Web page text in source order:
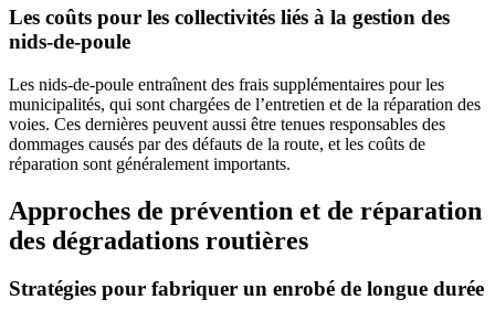
Les coûts pour les collectivités liés à la gestion des
nids-de-poule
Les nids-de-poule entraînent des frais supplémentaires pour les
municipalités, qui sont chargées de l’entretien et de la réparation des
voies. Ces dernières peuvent aussi être tenues responsables des
dommages causés par des défauts de la route, et les coûts de
réparation sont généralement importants.
Approches de prévention et de réparation
des dégradations routières
Stratégies pour fabriquer un enrobé de longue durée